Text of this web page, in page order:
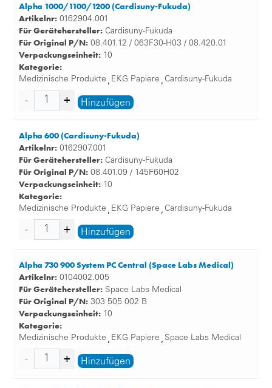
Alpha 1000/1100/1200 (Cardisuny-Fukuda)
Artikelnr: 0162904.001
Für Gerätehersteller: Cardisuny-Fukuda
Für Original P/N: 08.401.12 / 063F30-H03 / 08.420.01
Verpackungseinheit: 10
Kategorie:
Medizinische Produkte , EKG Papiere , Cardisuny-Fukuda
Hinzufügen
Alpha 600 (Cardisuny-Fukuda)
Artikelnr: 0162907.001
Für Gerätehersteller: Cardisuny-Fukuda
Für Original P/N: 08.401.09 / 145F60H02
Verpackungseinheit: 10
Kategorie:
Medizinische Produkte , EKG Papiere , Cardisuny-Fukuda
Hinzufügen
Alpha 730 900 System PC Central (Space Labs Medical)
Artikelnr: 0104002.005
Für Gerätehersteller: Space Labs Medical
Für Original P/N: 303 505 002 B
Verpackungseinheit: 10
Kategorie:
Medizinische Produkte , EKG Papiere , Space Labs Medical
Hinzufügen